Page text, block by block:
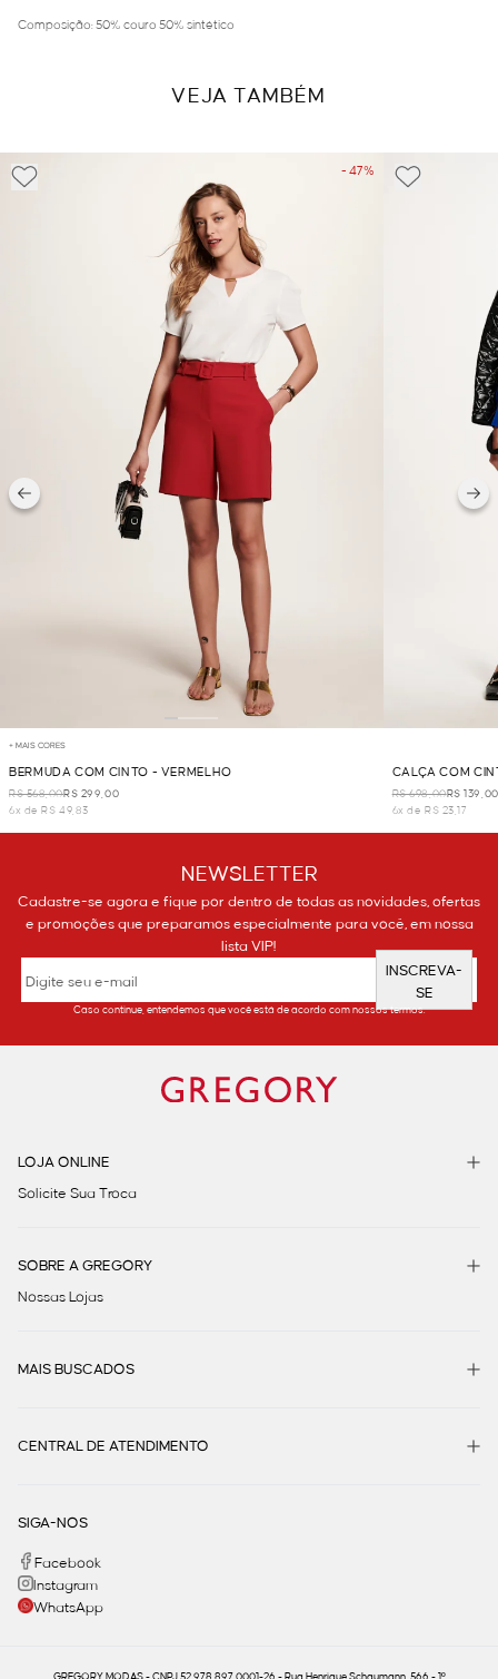
Composição: 50% couro 50% sintético
VEJA TAMBÉM
- 47%
+ MAIS CORES
BERMUDA COM CINTO - VERMELHO
R$ 568,00R$ 299,00
6x de R$ 49,83
CALÇA COM
R$ 698,00R$ 139,00
6x de R$ 23,17
NEWSLETTER
Cadastre-se agora e fique por dentro de todas as novidades, ofertas
e promoções que preparamos especialmente para você, em nossa
lista VIP!
INSCREVA-
SE
Caso continue, entendemos que você está de acordo com nossos termos.
LOJA ONLINE
Solicite Sua Troca
SOBRE A GREGORY
Nossas Lojas
MAIS BUSCADOS
CENTRAL DE ATENDIMENTO
SIGA-NOS
Facebook
Instagram
WhatsApp
GREGORY MODAS - CNPJ 52.978.897.0001-26 - Rua Henrique Schaumann, 566 - 1º